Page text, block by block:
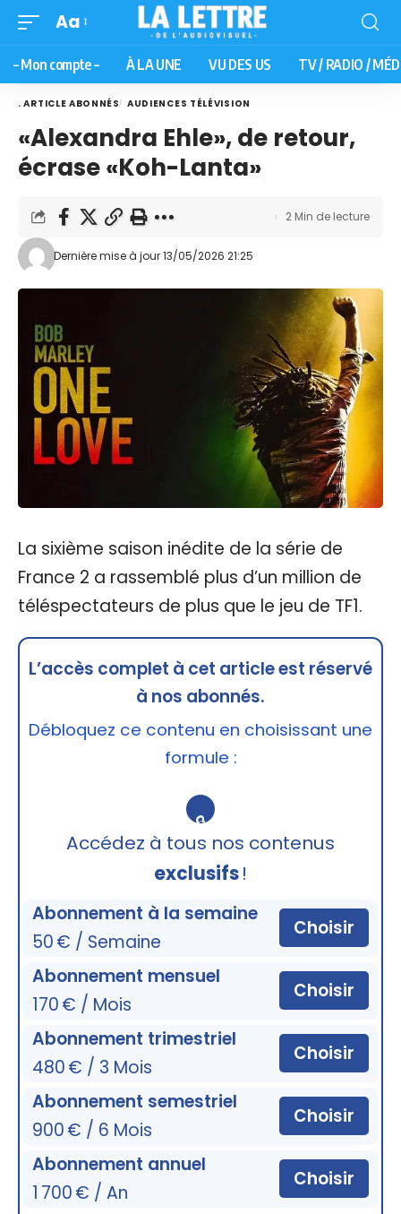
Aa
– Mon compte – À LA UNE VU DES US TV / RADIO /
. ARTICLE ABONNÉS AUDIENCES TÉLÉVISION
«Alexandra Ehle», de retour,
écrase «Koh-Lanta»
Dernière mise à jour 13/05/2026 21:25
2 Min de lecture
La sixième saison inédite de la série de
France 2 a rassemblé plus d’un million de
téléspectateurs de plus que le jeu de TF1.
L’accès complet à cet article est réservé
à nos abonnés.
Débloquez ce contenu en choisissant une
formule :
🔒
Accédez à tous nos contenus
exclusifs!
Abonnement à la semaine
50 € / Semaine
Choisir
Abonnement mensuel
170 € / Mois
Choisir
Abonnement trimestriel
480 € / 3 Mois
Choisir
Abonnement semestriel
900 € / 6 Mois
Choisir
Abonnement annuel
1 700 € / An
Choisir